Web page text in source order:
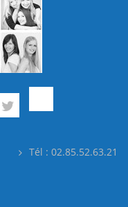
Tél : 02.85.52.63.21